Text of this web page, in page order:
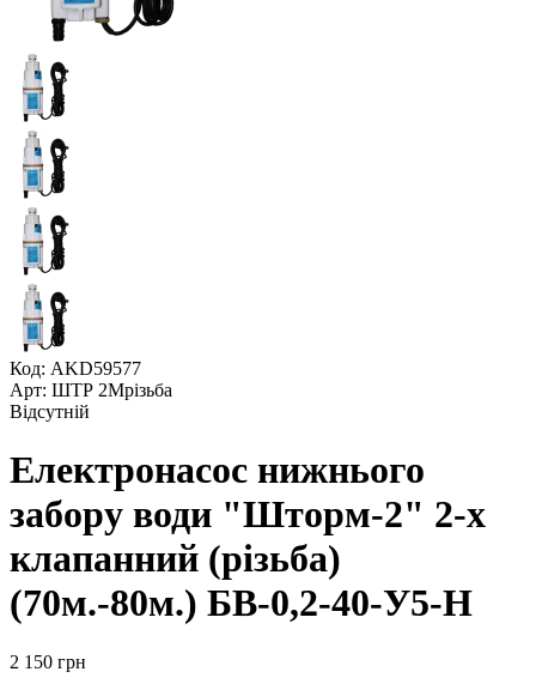
Код: AKD59577
Арт: ШТР 2Мрізьба
Відсутній
Електронасос нижнього
забору води "Шторм-2" 2-х
клапанний (різьба)
(70м.-80м.) БВ-0,2-40-У5-Н
2 150 грн